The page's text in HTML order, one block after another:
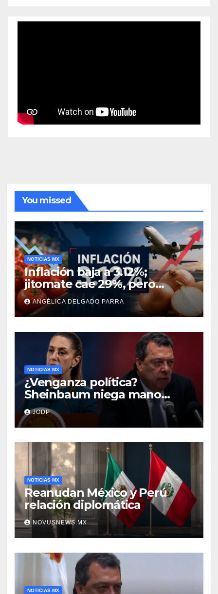
You missed
NOTICIAS MX
Inflación baja a 3.12%;
jitomate cae 29%, pero
cebolla y vuelos se
encarecen
ANGÉLICA DELGADO PARRA
NOTICIAS MX
¿Venganza política?
Sheinbaum niega mano
negra en captura de Ángel
Aguirre
JODP
NOTICIAS MX
Reanudan México y Perú
relación diplomática
NOVUSNEWS.MX
NOTICIAS MX